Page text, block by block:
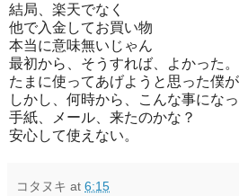
結局、楽天でなく
他で入金してお買い物
本当に意味無いじゃん
最初から、そうすれば、よかった。
たまに使ってあげようと思った僕
しかし、何時から、こんな事にな
手紙、メール、来たのかな？
安心して使えない。
コタヌキ at 6:15